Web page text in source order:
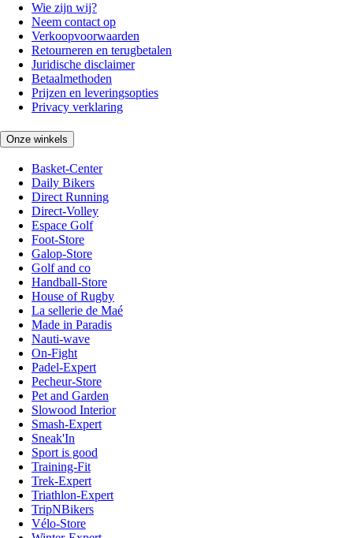
Wie zijn wij?
Neem contact op
Verkoopvoorwaarden
Retourneren en terugbetalen
Juridische disclaimer
Betaalmethoden
Prijzen en leveringsopties
Privacy verklaring
Onze winkels
Basket-Center
Daily Bikers
Direct Running
Direct-Volley
Espace Golf
Foot-Store
Galop-Store
Golf and co
Handball-Store
House of Rugby
La sellerie de Maé
Made in Paradis
Nauti-wave
On-Fight
Padel-Expert
Pecheur-Store
Pet and Garden
Slowood Interior
Smash-Expert
Sneak'In
Sport is good
Training-Fit
Trek-Expert
Triathlon-Expert
TripNBikers
Vélo-Store